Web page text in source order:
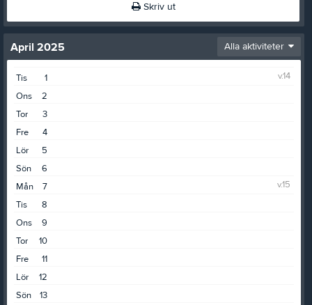
Skriv ut
April 2025 Alla aktiviteter
1
Tis
v.14
2
Ons
3
Tor
4
Fre
5
Lör
6
Sön
7
Mån
v.15
8
Tis
9
Ons
10
Tor
11
Fre
12
Lör
13
Sön